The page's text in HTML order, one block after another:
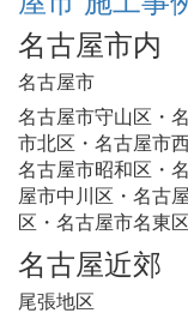
名古屋市内
名古屋市
名古屋市守山区・
市北区・名古屋市
名古屋市昭和区・
屋市中川区・名古
区・名古屋市名東
名古屋近郊
尾張地区